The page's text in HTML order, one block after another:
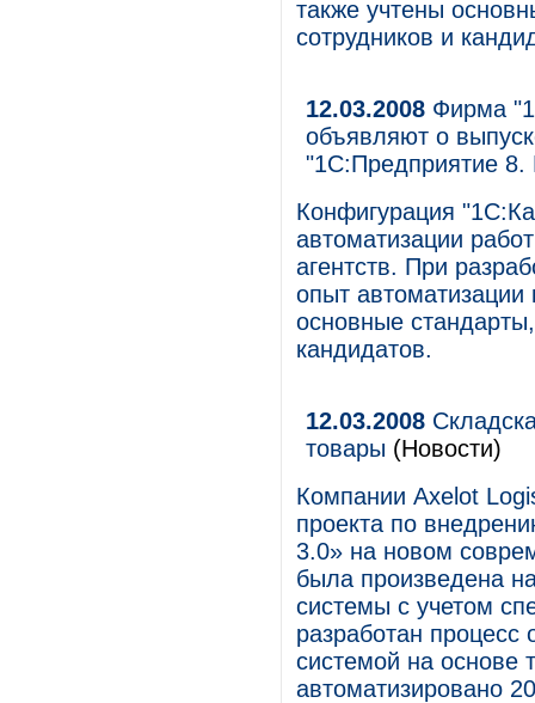
также учтены
сотрудников и
12.03.2008 Фирма
объявляют о
"1С:Предприятие 8.
Конфигурация
автоматизации
агентств. При
опыт автоматизации
основные
кандидатов.
12.03.2008
товары (Новости)
Компании Axelot
проекта по
3.0» на новом
была произведена
системы с учетом
разработан
системой на основе
автоматизировано